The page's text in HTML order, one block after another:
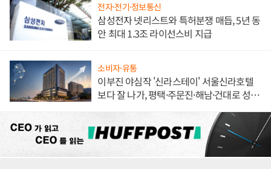
전자·전기·정보통신
삼성전자 넷리스트와 특허분쟁 매듭, 5년 동
안 최대 1.3조 라이선스비 지급
소비자·유통
이부진 야심작 '신라스테이' 서울신라호텔
보다 잘 나가, 평택·주문진·해남·건대로 성